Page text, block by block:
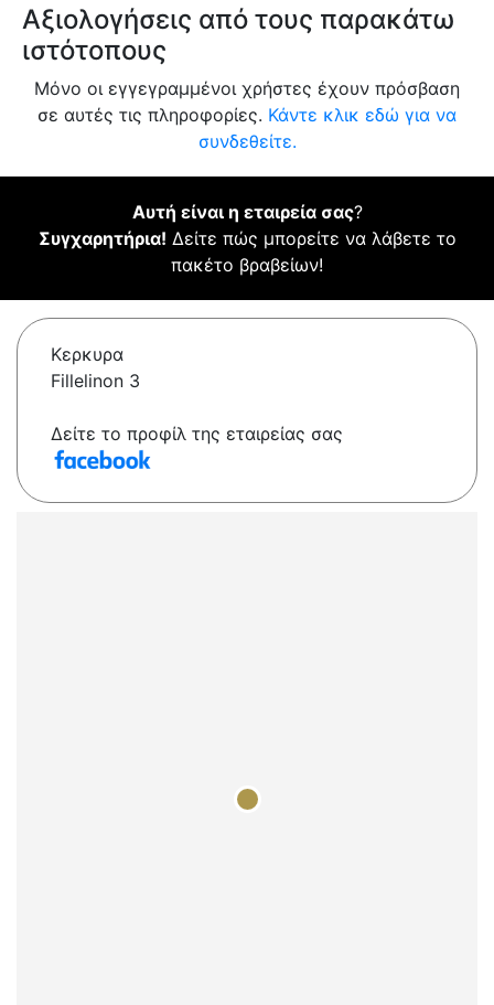
Αξιολογήσεις από τους παρακάτω
ιστότοπους
Μόνο οι εγγεγραμμένοι χρήστες έχουν πρόσβαση
σε αυτές τις πληροφορίες. Κάντε κλικ εδώ για να
συνδεθείτε.
Αυτή είναι η εταιρεία σας?
Συγχαρητήρια! Δείτε πώς μπορείτε να λάβετε το
πακέτο βραβείων!
Κερκυρα
Fillelinon 3
Δείτε το προφίλ της εταιρείας σας